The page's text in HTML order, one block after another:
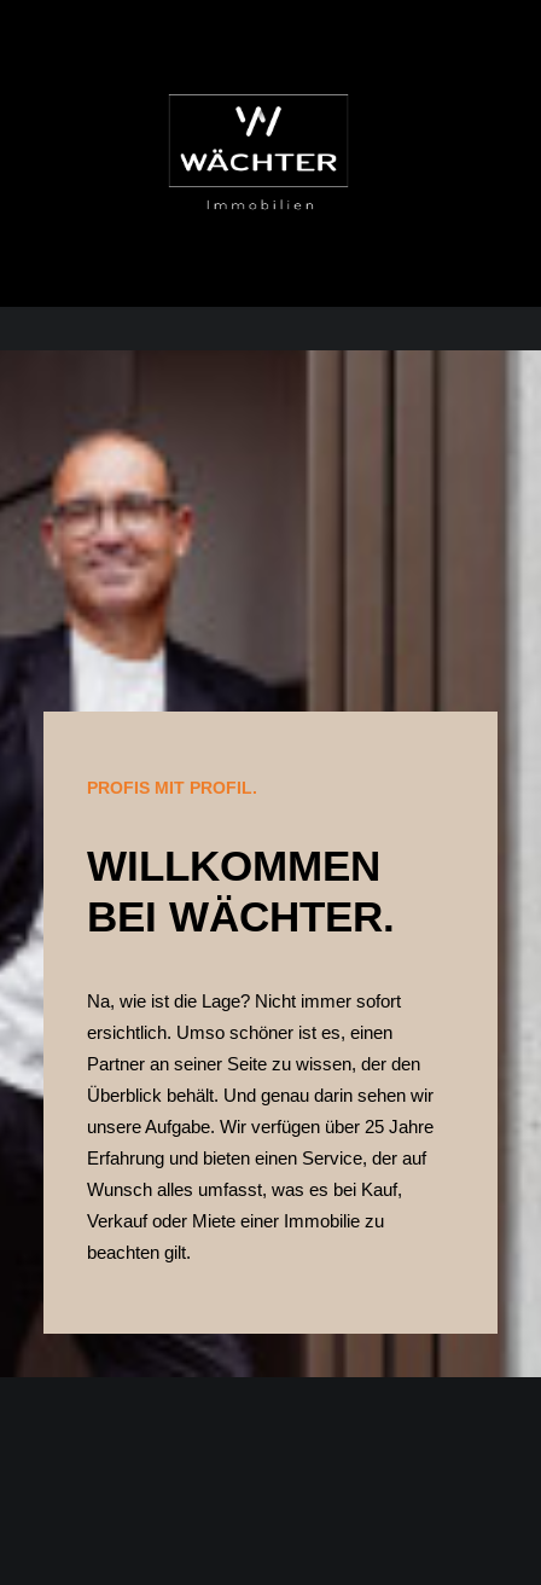
PROFIS MIT PROFIL.
WILLKOMMEN
BEI WÄCHTER.
Na, wie ist die Lage? Nicht immer sofort
ersichtlich. Umso schöner ist es, einen
Partner an seiner Seite zu wissen, der den
Überblick behält. Und genau darin sehen wir
unsere Aufgabe. Wir verfügen über 25 Jahre
Erfahrung und bieten einen Service, der auf
Wunsch alles umfasst, was es bei Kauf,
Verkauf oder Miete einer Immobilie zu
beachten gilt.